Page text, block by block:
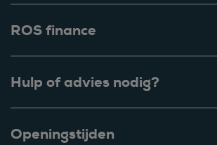
ROS finance
Hulp of advies nodig?
Openingstijden